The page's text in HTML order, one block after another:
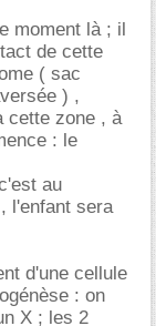
moment là ; il
de cette
( sac
) ,
cette zone , à
: le
au
l'enfant sera
d'une cellule
: on
X ; les 2